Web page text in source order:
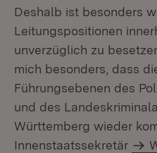
Deshalb ist besonders
Leitungspositionen
unverzüglich zu
mich besonders, dass
Führungsebenen des
und des
Württemberg wieder
Innenstaatssekretär